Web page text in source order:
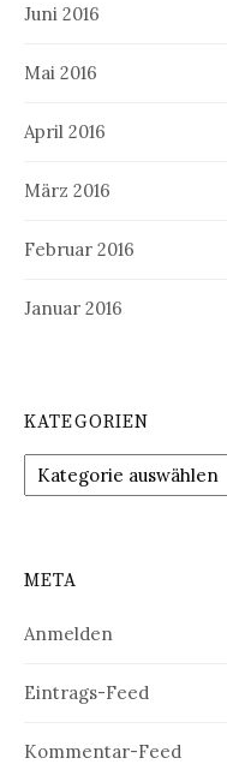
Juni 2016
Mai 2016
April 2016
März 2016
Februar 2016
Januar 2016
KATEGORIEN
Kategorien
META
Anmelden
Eintrags-Feed
Kommentar-Feed